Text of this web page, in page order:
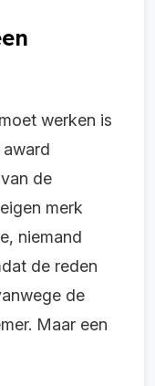
werken is
award
de
merk
niemand
de reden
de
Maar een